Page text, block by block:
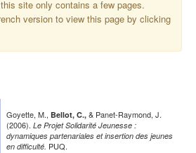
site only contains a few pages.
version to view this page by clicking
Goyette, M., Bellot, C., & Panet-Raymond, J.
(2006). Le Projet Solidarité Jeunesse :
dynamiques partenariales et insertion des jeunes
en difficulté. PUQ.